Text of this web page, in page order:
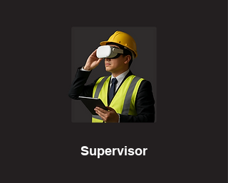
Supervisor